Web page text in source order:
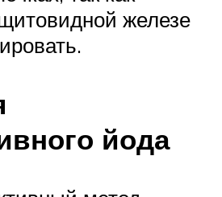
железе
йода